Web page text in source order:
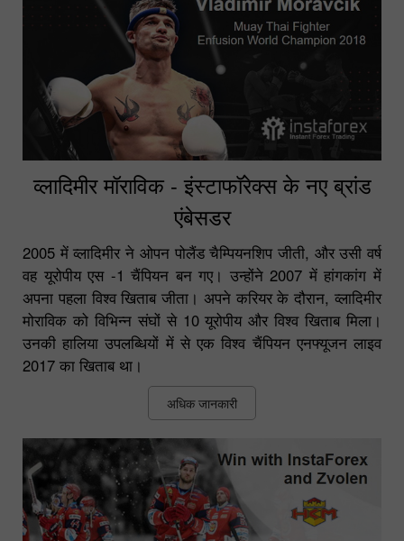
व्लादिमीर मॉराविक - इंस्टाफॉरेक्स के नए ब्रांड
एंबेसडर
2005 में व्लादिमीर ने ओपन पोलैंड चैम्पियनशिप जीती, और उसी वर्ष
वह यूरोपीय एस -1 चैंपियन बन गए। उन्होंने 2007 में हांगकांग में
अपना पहला विश्व खिताब जीता। अपने करियर के दौरान, व्लादिमीर
मोराविक को विभिन्न संघों से 10 यूरोपीय और विश्व खिताब मिला।
उनकी हालिया उपलब्धियों में से एक विश्व चैंपियन एनफ्यूजन लाइव
2017 का खिताब था।
अधिक जानकारी